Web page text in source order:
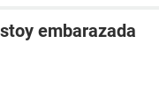
embarazada